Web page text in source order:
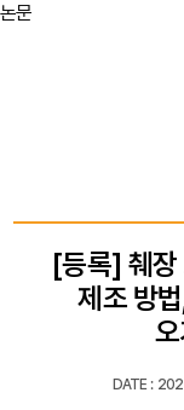
논문
[등록] 췌장
제조 방
DATE :